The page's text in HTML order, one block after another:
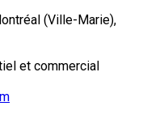
(Ville-Marie),
et commercial